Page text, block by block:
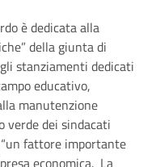
è dedicata alla
della giunta di
stanziamenti dedicati
educativo,
manutenzione
verde dei sindacati
fattore importante